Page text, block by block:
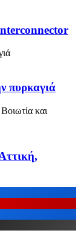
πυρκαγιά